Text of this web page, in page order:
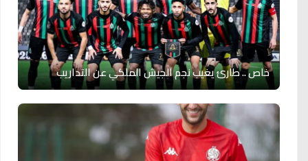
خاص .. طارئ يغيب نجم الجيش الملكي عن التداريب